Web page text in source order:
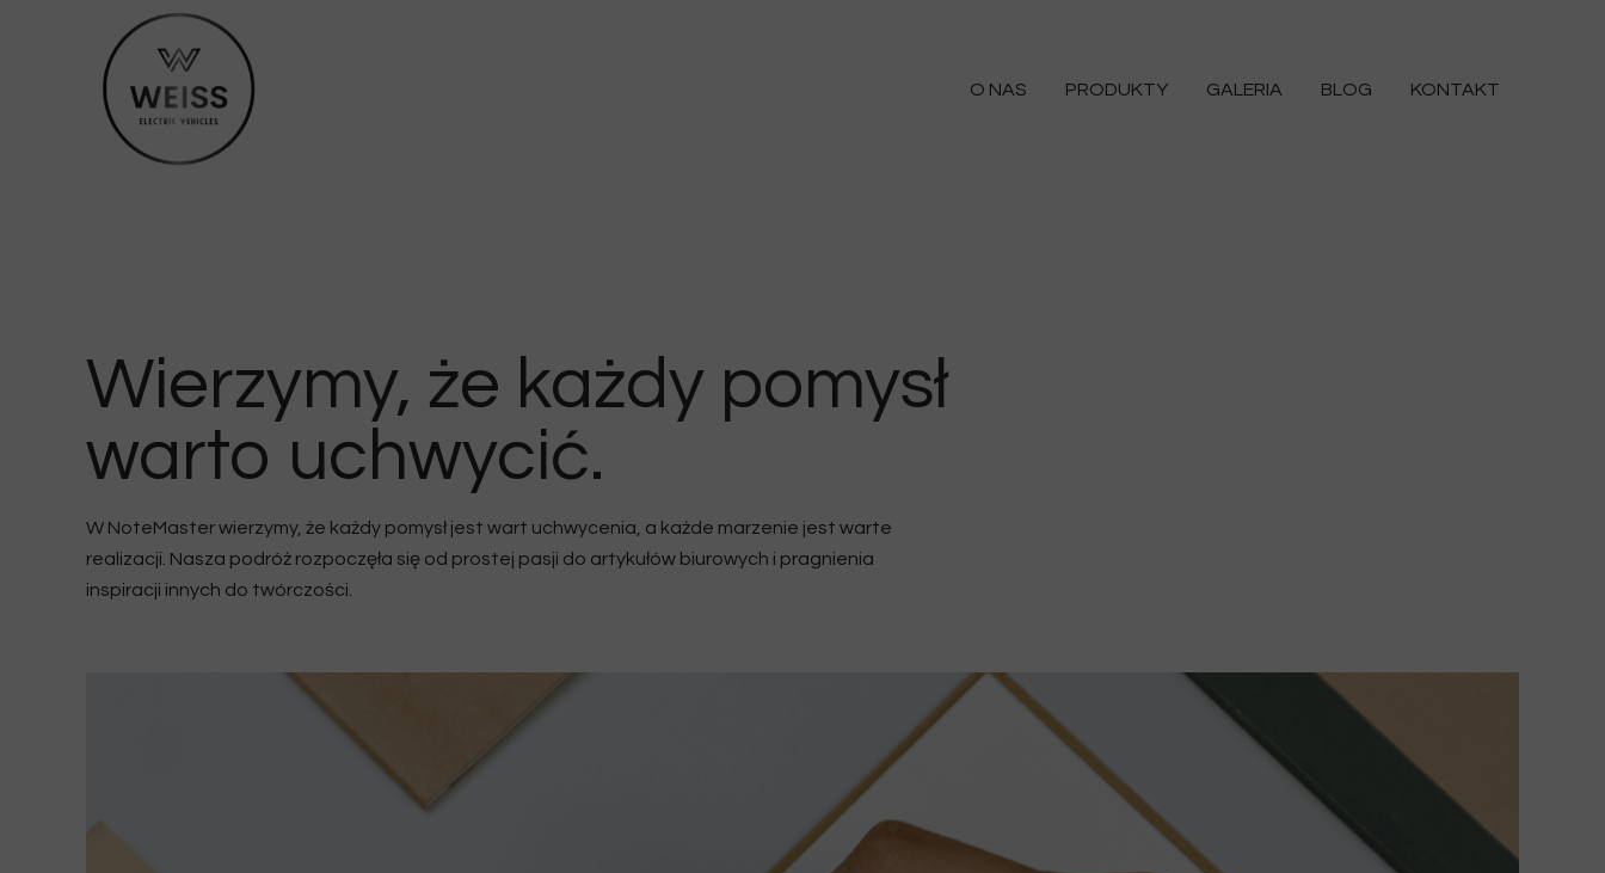
O NAS PRODUKTY GALERIA BLOG KONTAKT
Wierzymy, że każdy pomysł
warto uchwycić.
W NoteMaster wierzymy, że każdy pomysł jest wart uchwycenia, a każde marzenie jest warte
realizacji. Nasza podróż rozpoczęła się od prostej pasji do artykułów biurowych i pragnienia
inspiracji innych do twórczości.